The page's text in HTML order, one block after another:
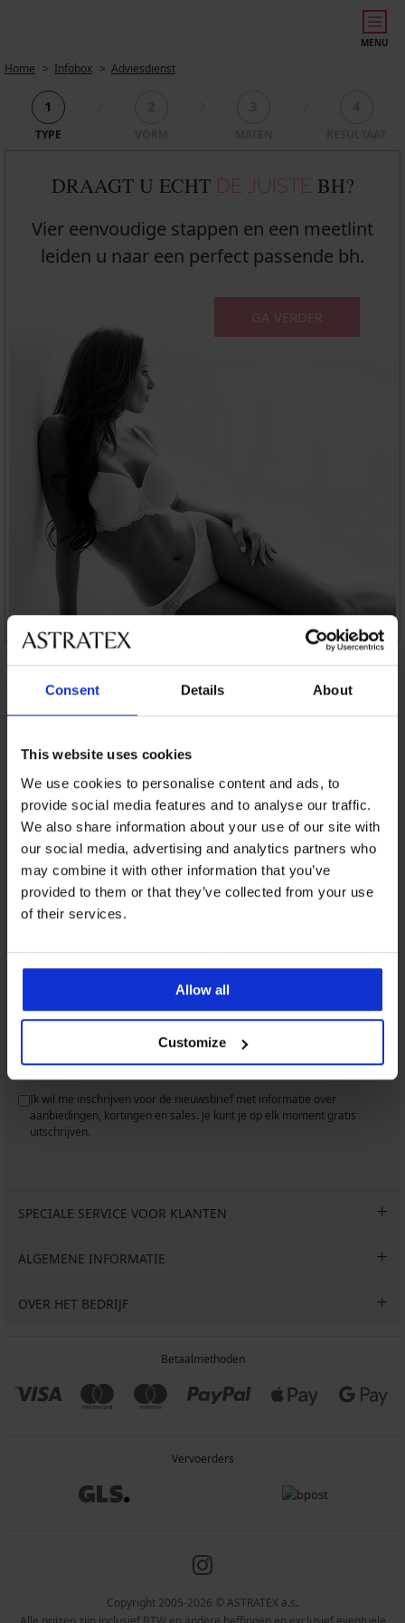
Consent Details About
This website uses cookies
We use cookies to personalise content and ads, to
provide social media features and to analyse our traffic.
We also share information about your use of our site with
our social media, advertising and analytics partners who
may combine it with other information that you’ve
provided to them or that they’ve collected from your use
of their services.
Allow all
Customize
MENU
Home Infobox Adviesdienst
1
TYPE
DRAAGT U ECHT DE JUISTE BH?
Vier eenvoudige stappen en een meetlint
leiden u naar een perfect passende bh.
GA VERDER
5% van de aankoop Kopen zonder risico
Voordelige
verzendkosten
Klantenservice
Op werkdagen van 8.00 tot 16.00 uur
info@astratex.be
Mis geen enkele korting
Ik wil me inschrijven voor de nieuwsbrief met informatie over
aanbiedingen, kortingen en sales. Je kunt je op elk moment gratis
uitschrijven.
SPECIALE SERVICE VOOR KLANTEN
ALGEMENE INFORMATIE
OVER HET BEDRIJF
Betaalmethoden
Vervoerders
Copyright 2005-2026 © ASTRATEX a.s.